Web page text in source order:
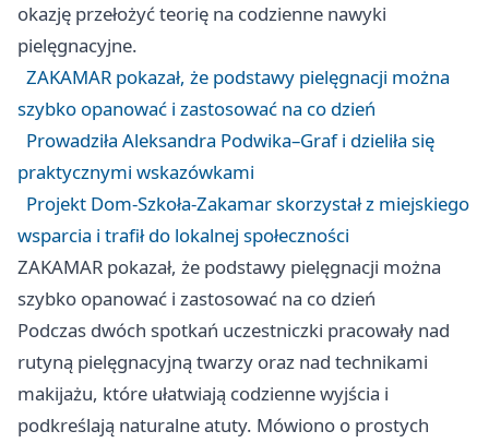
okazję przełożyć teorię na codzienne nawyki
pielęgnacyjne.
ZAKAMAR pokazał, że podstawy pielęgnacji można
szybko opanować i zastosować na co dzień
Prowadziła Aleksandra Podwika–Graf i dzieliła się
praktycznymi wskazówkami
Projekt Dom‑Szkoła‑Zakamar skorzystał z miejskiego
wsparcia i trafił do lokalnej społeczności
ZAKAMAR pokazał, że podstawy pielęgnacji można
szybko opanować i zastosować na co dzień
Podczas dwóch spotkań uczestniczki pracowały nad
rutyną pielęgnacyjną twarzy oraz nad technikami
makijażu, które ułatwiają codzienne wyjścia i
podkreślają naturalne atuty. Mówiono o prostych